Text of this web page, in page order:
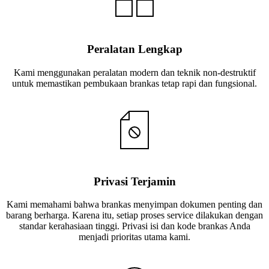
Peralatan Lengkap
Kami menggunakan peralatan modern dan teknik non-destruktif
untuk memastikan pembukaan brankas tetap rapi dan fungsional.
Privasi Terjamin
Kami memahami bahwa brankas menyimpan dokumen penting dan
barang berharga. Karena itu, setiap proses service dilakukan dengan
standar kerahasiaan tinggi. Privasi isi dan kode brankas Anda
menjadi prioritas utama kami.